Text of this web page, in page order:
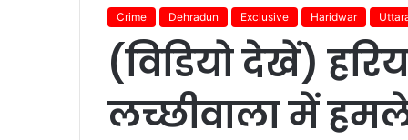
Crime Dehradun Exclusive Haridwar
(विडियो देखें)
लच्छीवाला में